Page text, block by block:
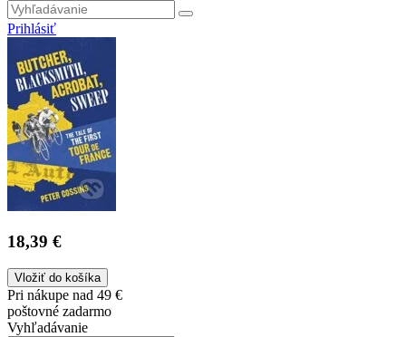
Prihlásiť
18,39 €
Vložiť do košíka
Pri nákupe nad 49 €
poštovné zadarmo
Vyhľadávanie